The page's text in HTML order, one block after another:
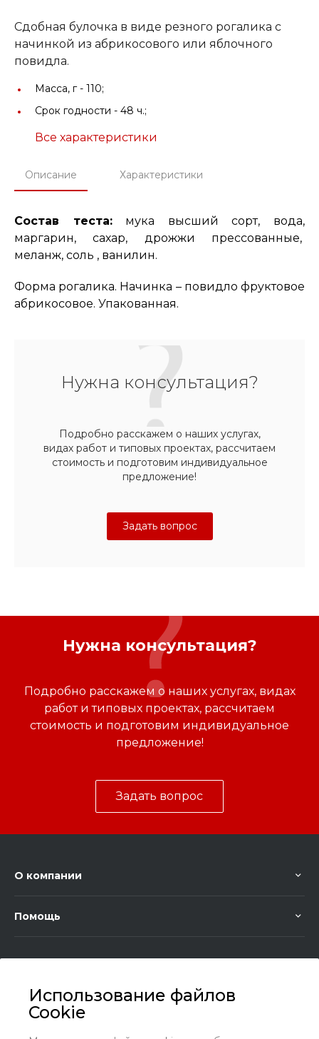
Использование файлов
Cookie
Сдобная булочка в виде резного рогалика с
начинкой из абрикосового или яблочного
повидла.
Масса, г - 110;
Срок годности - 48 ч.;
Все характеристики
Описание Характеристики
Состав теста:мука высший сорт, вода,
маргарин, сахар, дрожжи прессованные,
меланж, соль , ванилин.
Форма рогалика. Начинка – повидло фруктовое
абрикосовое. Упакованная.
Нужна консультация?
Подробно расскажем о наших услугах,
видах работ и типовых проектах, рассчитаем
стоимость и подготовим индивидуальное
предложение!
Задать вопрос
Нужна консультация?
Подробно расскажем о наших услугах, видах
работ и типовых проектах, рассчитаем
стоимость и подготовим индивидуальное
предложение!
Задать вопрос
О компании
Помощь